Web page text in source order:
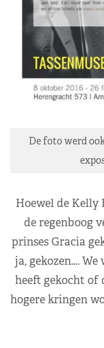
De foto werd
Hoewel de Kelly
de regenboog
prinses Gracia
ja, gekozen….
heeft gekocht of
hogere kringen